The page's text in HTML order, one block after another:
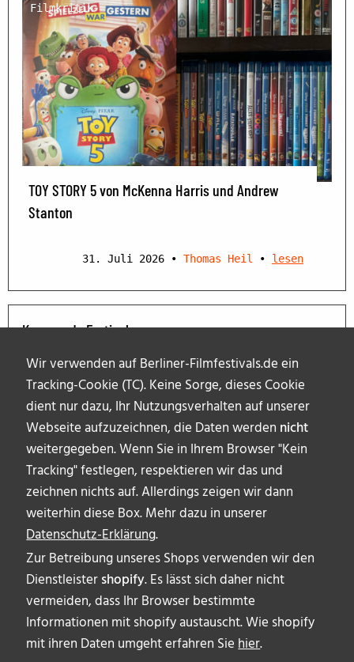
Wir verwenden auf Berliner-Filmfestivals.de ein
Tracking-Cookie (TC). Keine Sorge, dieses Cookie
dient nur dazu, Ihr Nutzungsverhalten auf unserer
Webseite aufzuzeichnen, die Daten werden nicht
weitergegeben. Wenn Sie in Ihrem Browser "Kein
Tracking" festlegen, respektieren wir das und
zeichnen nichts auf. Allerdings zeigen wir dann
weiterhin diese Box. Mehr dazu in unserer
Datenschutz-Erklärung.
Zur Betreibung unseres Shops verwenden wir den
Dienstleistershopify. Es lässt sich daher nicht
vermeiden, dass Ihr Browser bestimmte
Informationen mit shopify austauscht. Wie shopify
mit ihren Daten umgeht erfahren Siehier.
Filmkritik
TOY STORY 5 von McKenna Harris und Andrew
Stanton
31. Juli 2026 • Thomas Heil • lesen
Kommende Festivals
ÜBER UNS
AUTOR_INNEN